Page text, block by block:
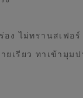
อง ไม่ทรานสเฟอร์
ยเรียว ทาเข้ามุมป